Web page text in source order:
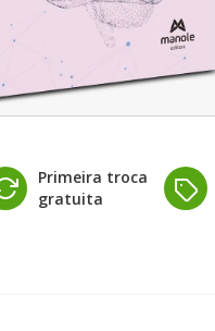
Primeira troca
gratuita